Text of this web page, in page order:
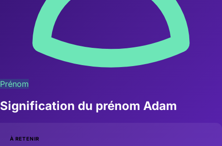
Prénom
Signification du prénom Adam
À RETENIR